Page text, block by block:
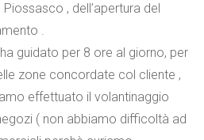
, dell’apertura del
.
guidato per 8 ore al giorno, per
zone concordate col cliente ,
effettuato il volantinaggio
( non abbiamo difficoltà ad